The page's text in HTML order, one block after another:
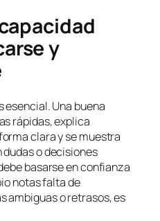
y
esencial. Una buena
rápidas, explica
clara y se muestra
o decisiones
basarse en confianza
notas falta de
ambiguas o retrasos, es